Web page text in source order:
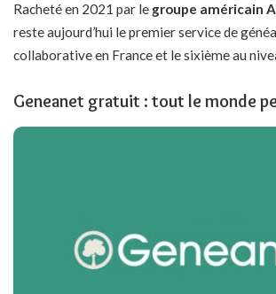
Racheté en 2021 par le groupe américain
reste aujourd’hui le premier service de
collaborative en France et le sixième au
Geneanet gratuit : tout le monde